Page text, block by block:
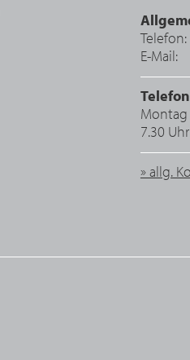
Telefon:
E-Mail:
Montag
7.30
» allg.